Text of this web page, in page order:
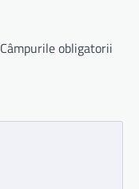
Câmpurile obligatorii